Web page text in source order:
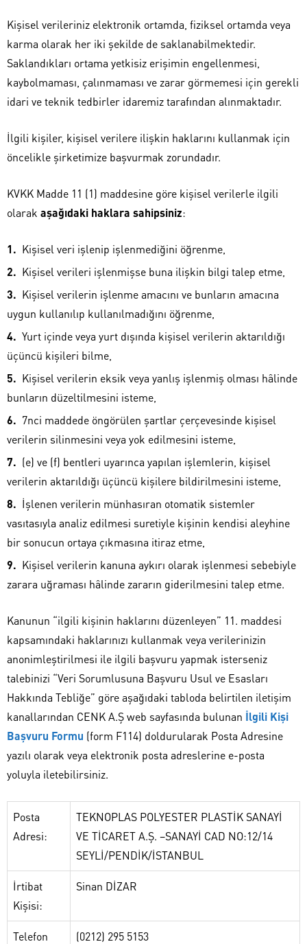
Kişisel verileriniz elektronik ortamda, fiziksel ortamda veya
karma olarak her iki şekilde de saklanabilmektedir.
Saklandıkları ortama yetkisiz erişimin engellenmesi,
kaybolmaması, çalınmaması ve zarar görmemesi için gerekli
idari ve teknik tedbirler idaremiz tarafından alınmaktadır.
İlgili kişiler, kişisel verilere ilişkin haklarını kullanmak için
öncelikle şirketimize başvurmak zorundadır.
KVKK Madde 11 (1) maddesine göre kişisel verilerle ilgili
olarak aşağıdaki haklara sahipsiniz:
Kişisel veri işlenip işlenmediğini öğrenme,
Kişisel verileri işlenmişse buna ilişkin bilgi talep etme,
Kişisel verilerin işlenme amacını ve bunların amacına
uygun kullanılıp kullanılmadığını öğrenme,
Yurt içinde veya yurt dışında kişisel verilerin aktarıldığı
üçüncü kişileri bilme,
Kişisel verilerin eksik veya yanlış işlenmiş olması hâlinde
bunların düzeltilmesini isteme,
7nci maddede öngörülen şartlar çerçevesinde kişisel
verilerin silinmesini veya yok edilmesini isteme,
(e) ve (f) bentleri uyarınca yapılan işlemlerin, kişisel
verilerin aktarıldığı üçüncü kişilere bildirilmesini isteme,
İşlenen verilerin münhasıran otomatik sistemler
vasıtasıyla analiz edilmesi suretiyle kişinin kendisi aleyhine
bir sonucun ortaya çıkmasına itiraz etme,
Kişisel verilerin kanuna aykırı olarak işlenmesi sebebiyle
zarara uğraması hâlinde zararın giderilmesini talep etme.
Kanunun “ilgili kişinin haklarını düzenleyen” 11. maddesi
kapsamındaki haklarınızı kullanmak veya verilerinizin
anonimleştirilmesi ile ilgili başvuru yapmak isterseniz
talebinizi “Veri Sorumlusuna Başvuru Usul ve Esasları
Hakkında Tebliğe” göre aşağıdaki tabloda belirtilen iletişim
kanallarından CENK A.Ş web sayfasında bulunan İlgili Kişi
Başvuru Formu (form F114) doldurularak Posta Adresine
yazılı olarak veya elektronik posta adreslerine e-posta
yoluyla iletebilirsiniz.
Posta
Adresi:
TEKNOPLAS POLYESTER PLASTİK SANAYİ
VE TİCARET A.Ş. –SANAYİ CAD NO:12/14
SEYLİ/PENDİK/İSTANBUL
İrtibat
Kişisi:
Sinan DİZAR
Telefon
(0212) 295 5153